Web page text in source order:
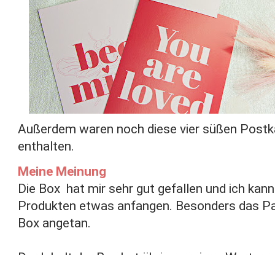
Außerdem waren noch diese vier süßen
enthalten.
Meine Meinung
Die Box hat mir sehr gut gefallen und ich
Produkten etwas anfangen. Besonders das
Box angetan.